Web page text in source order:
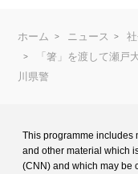
ホーム ニュース
「箸」を渡して瀬戸
川県警
This programme includes
and other material which
(CNN) and which may be